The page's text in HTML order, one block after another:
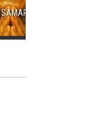
SAMARITANOS